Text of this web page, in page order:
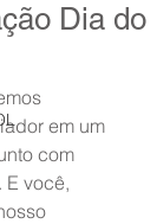
Dia do
em um
com
E você,